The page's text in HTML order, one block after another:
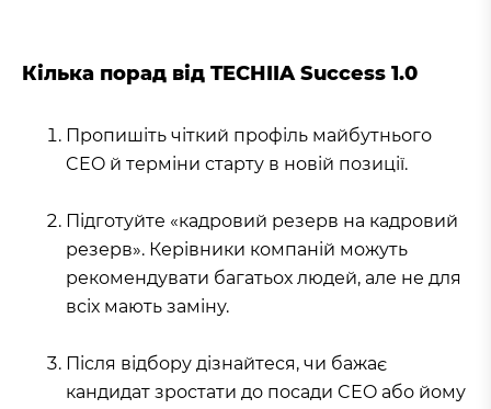
Кілька порад від TECHIIA Success 1.0
Пропишіть чіткий профіль майбутнього
CEO й терміни старту в новій позиції.
Підготуйте «кадровий резерв на кадровий
резерв». Керівники компаній можуть
рекомендувати багатьох людей, але не для
всіх мають заміну.
Після відбору дізнайтеся, чи бажає
кандидат зростати до посади CEO або йому